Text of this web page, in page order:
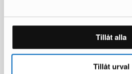
Tillåt alla
Tillåt urval
Beliani Sersale utestol svart,
2 i